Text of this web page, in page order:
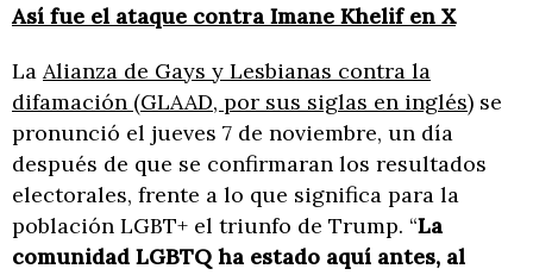
Así fue el ataque contra Imane Khelif en X
La Alianza de Gays y Lesbianas contra la
difamación (GLAAD, por sus siglas en inglés) se
pronunció el jueves 7 de noviembre, un día
después de que se confirmaran los resultados
electorales, frente a lo que significa para la
población LGBT+ el triunfo de Trump. “La
comunidad LGBTQ ha estado aquí antes, al